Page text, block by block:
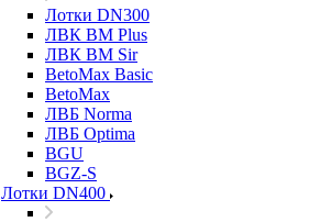
Лотки DN300
ЛВК ВМ Plus
ЛВК ВМ Sir
BetoMax Basic
BetoMax
ЛВБ Norma
ЛВБ Optima
BGU
BGZ-S
Лотки DN400